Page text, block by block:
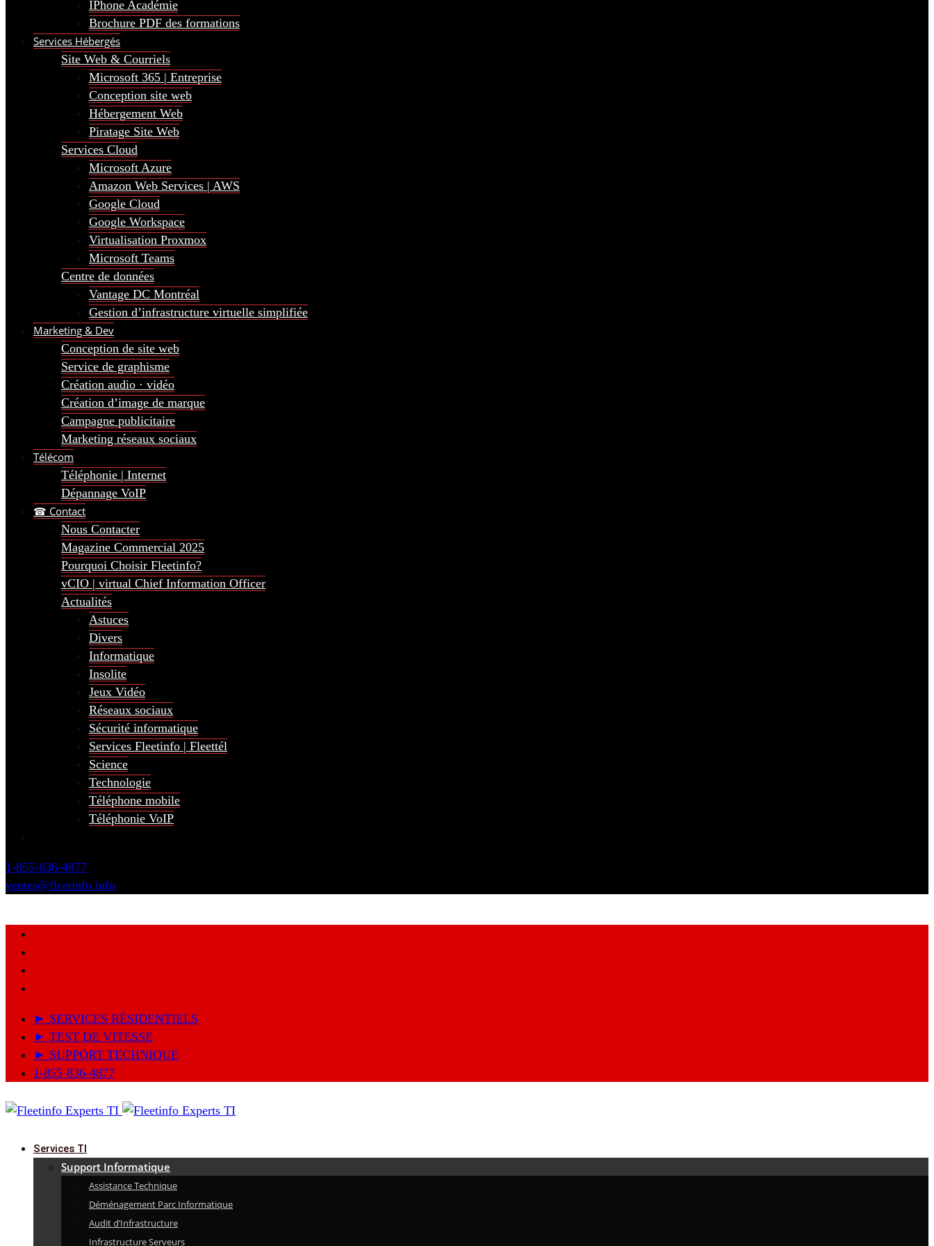
IPhone Académie
Brochure PDF des formations
Services Hébergés
Site Web & Courriels
Microsoft 365 | Entreprise
Conception site web
Hébergement Web
Piratage Site Web
Services Cloud
Microsoft Azure
Amazon Web Services | AWS
Google Cloud
Google Workspace
Virtualisation Proxmox
Microsoft Teams
Centre de données
Vantage DC Montréal
Gestion d’infrastructure virtuelle simplifiée
Marketing & Dev
Conception de site web
Service de graphisme
Création audio · vidéo
Création d’image de marque
Campagne publicitaire
Marketing réseaux sociaux
Télécom
Téléphonie | Internet
Dépannage VoIP
☎ Contact
Nous Contacter
Magazine Commercial 2025
Pourquoi Choisir Fleetinfo?
vCIO | virtual Chief Information Officer
Actualités
Astuces
Divers
Informatique
Insolite
Jeux Vidéo
Réseaux sociaux
Sécurité informatique
Services Fleetinfo | Fleettél
Science
Technologie
Téléphone mobile
Téléphonie VoIP
1-855-836-4877
ventes@fleetinfo.info
► SERVICES RÉSIDENTIELS
► TEST DE VITESSE
► SUPPORT TECHNIQUE
1-855-836-4877
Services TI
Support Informatique
Assistance Technique
Déménagement Parc Informatique
Audit d’Infrastructure
Infrastructure Serveurs